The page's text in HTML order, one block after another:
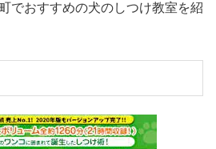
でおすすめの犬のしつけ教室を紹